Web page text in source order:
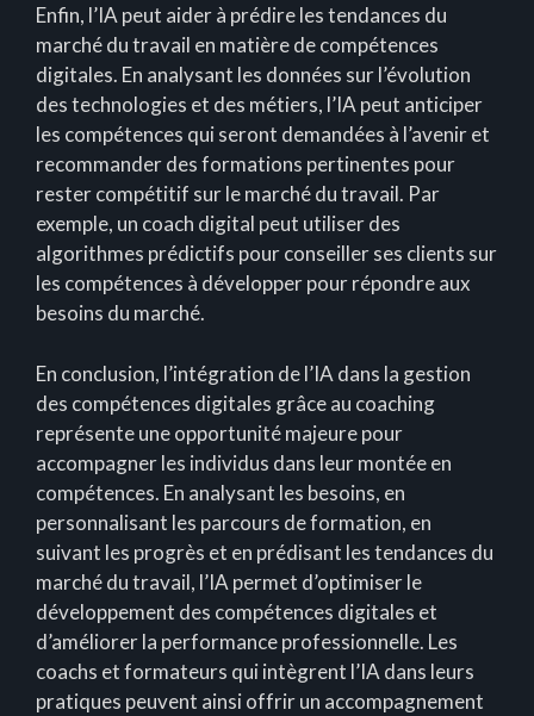
Enfin, l’IA peut aider à prédire les tendances du
marché du travail en matière de compétences
digitales. En analysant les données sur l’évolution
des technologies et des métiers, l’IA peut anticiper
les compétences qui seront demandées à l’avenir et
recommander des formations pertinentes pour
rester compétitif sur le marché du travail. Par
exemple, un coach digital peut utiliser des
algorithmes prédictifs pour conseiller ses clients sur
les compétences à développer pour répondre aux
besoins du marché.
En conclusion, l’intégration de l’IA dans la gestion
des compétences digitales grâce au coaching
représente une opportunité majeure pour
accompagner les individus dans leur montée en
compétences. En analysant les besoins, en
personnalisant les parcours de formation, en
suivant les progrès et en prédisant les tendances du
marché du travail, l’IA permet d’optimiser le
développement des compétences digitales et
d’améliorer la performance professionnelle. Les
coachs et formateurs qui intègrent l’IA dans leurs
pratiques peuvent ainsi offrir un accompagnement